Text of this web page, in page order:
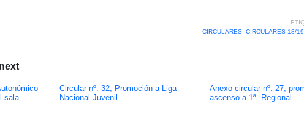
CIRCULARES, CIRCULARES 18/19
sala
Circular nº. 32, Promoción a Liga
Nacional Juvenil
Anexo circular nº. 27,
ascenso a 1ª. Regional